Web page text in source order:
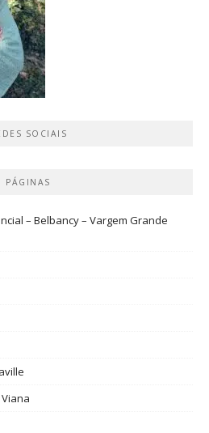
SOCIAIS
PÁGINAS
– Belbancy – Vargem Grande